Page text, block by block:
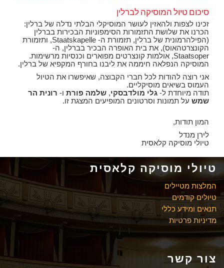
סיכום טיול המוסיקה לברלין
זכינו לצפות ולהאזין לעושר המוסיקלי הבלתי נדלה של ברלין:
הכרנו את שלושת התזמורות הסימפוניות הבכירות בברלין
(הפילהרמונית של ברלין, תזמורת ה- Staatskapelle, ותזמורת
הקונצרטהאוס), את בית האופרה הבכיר בברלין, ה-
Staatsoper, אולמות קונצרטים מפוארים וכנסיות מרשימות.
המוסיקה הנפלאה חיממה את ליבנו בחורף המקפיא של ברלין.
אני רוצה להודות לכל חברי הקבוצה, שאיפשרו את הטיול
העמוס בשיאים מוסיקליים.
תודה מיוחדת ל- גלי מולדבסקי, שלמה פורת ו- רונית הר
שמש על תמונות וסרטונים המופיעים המצגת זו.
המון תודות,
לירן מנדל
טיולי מוסיקה קלאסית
טיולי מוסיקה קלאסית
המלצות מטיילים
טיולים קודמים
תנאים ומידע כללי
מדיניות פרטיות
צור קשר